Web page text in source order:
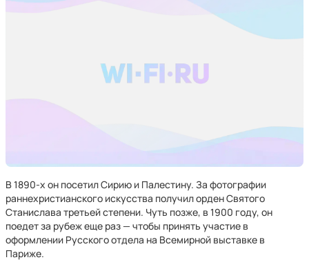
В 1890-х он посетил Сирию и Палестину. За фотографии
раннехристианского искусства получил орден Святого
Станислава третьей степени. Чуть позже, в 1900 году, он
поедет за рубеж еще раз — чтобы принять участие в
оформлении Русского отдела на Всемирной выставке в
Париже.